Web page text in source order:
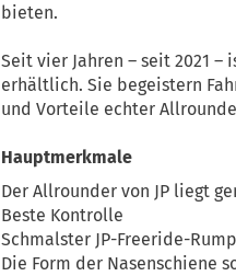
bieten.
Seit vier Jahren – seit 2021
erhältlich. Sie begeistern
und Vorteile echter
Hauptmerkmale
Der Allrounder von JP liegt
Beste Kontrolle
Schmalster JP-Freeride-
Die Form der Nasenschiene